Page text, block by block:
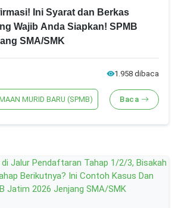
Ini Syarat dan Berkas
Wajib Anda Siapkan! SPMB
SMA/SMK
1.958 dibaca
MURID BARU (SPMB) Baca